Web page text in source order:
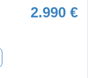
2.990 €